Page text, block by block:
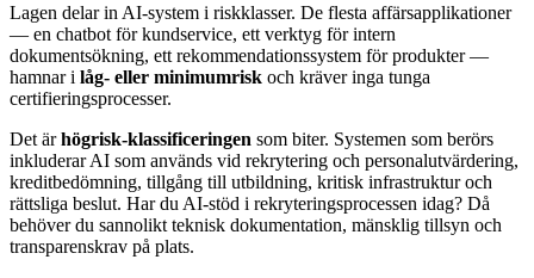
Lagen delar in AI-system i riskklasser. De flesta affärsapplikationer
— en chatbot för kundservice, ett verktyg för intern
dokumentsökning, ett rekommendationssystem för produkter —
hamnar i låg- eller minimumrisk och kräver inga tunga
certifieringsprocesser.
Det ärhögrisk-klassificeringen som biter. Systemen som berörs
inkluderar AI som används vid rekrytering och personalutvärdering,
kreditbedömning, tillgång till utbildning, kritisk infrastruktur och
rättsliga beslut. Har du AI-stöd i rekryteringsprocessen idag? Då
behöver du sannolikt teknisk dokumentation, mänsklig tillsyn och
transparenskrav på plats.